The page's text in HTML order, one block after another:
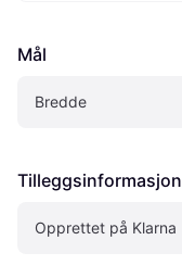
Mål
Bredde
Tilleggsinformasjon
Opprettet på Klarna